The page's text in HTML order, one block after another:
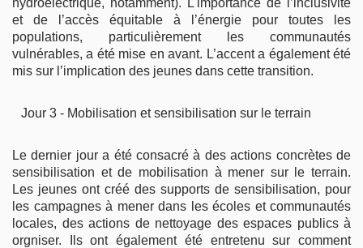
et de l’accès équitable à l’énergie pour toutes les
populations, particulièrement les communautés
vulnérables, a été mise en avant. L’accent a également été
mis sur l’implication des jeunes dans cette transition.
Jour 3 - Mobilisation et sensibilisation sur le terrain
Le dernier jour a été consacré à desactions concrètes de
sensibilisation et de mobilisation à mener sur le terrain.
Les jeunes ont créé des supports de sensibilisation, pour
les campagnes à mener dans les écoles et communautés
locales, des actions de nettoyage des espaces publics à
orgniser. Ils ont également été entretenu sur comment